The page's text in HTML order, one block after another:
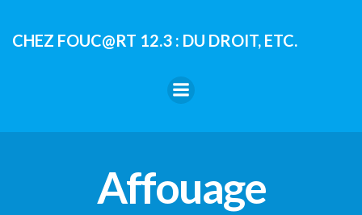
contenu
CHEZ FOUC@RT 12.3 : DU DROIT, ETC.
Affouage